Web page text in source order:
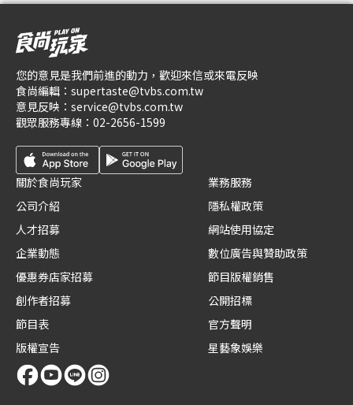
您的意見是我們前進的動力，歡迎來信或來電反映
食尚編輯： supertaste@tvbs.com.tw
意見反映： service@tvbs.com.tw
觀眾服務專線： 02-2656-1599
關於食尚玩家
公司介紹
人才招募
企業動態
優惠券店家招募
創作者招募
節目表
版權宣告
業務服務
隱私權政策
網站使用協定
數位廣告與贊助政策
節目版權銷售
公開招標
官方聲明
星藝象娛樂